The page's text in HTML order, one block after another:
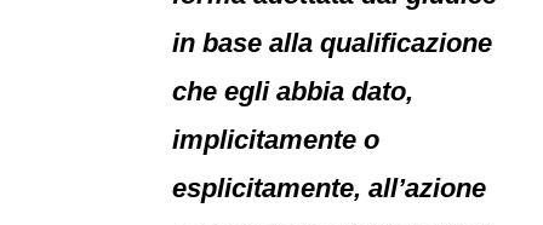
in base alla qualificazione
che egli abbia dato,
implicitamente o
esplicitamente, all’azione